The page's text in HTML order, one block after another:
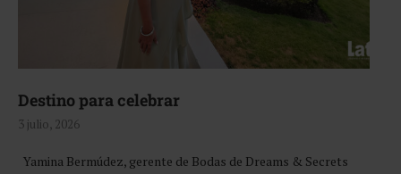
Destino para celebrar
3 julio, 2026
Yamina Bermúdez, gerente de Bodas de Dreams & Secrets